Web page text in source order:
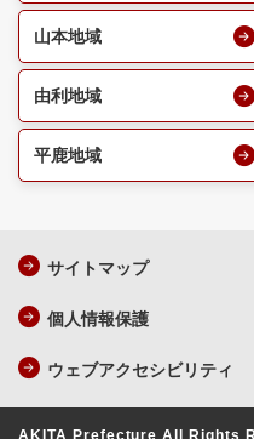
山本地域
由利地域
平鹿地域
サイトマップ
個人情報保護
ウェブアクセシビリティ
AKITA Prefecture All Rights